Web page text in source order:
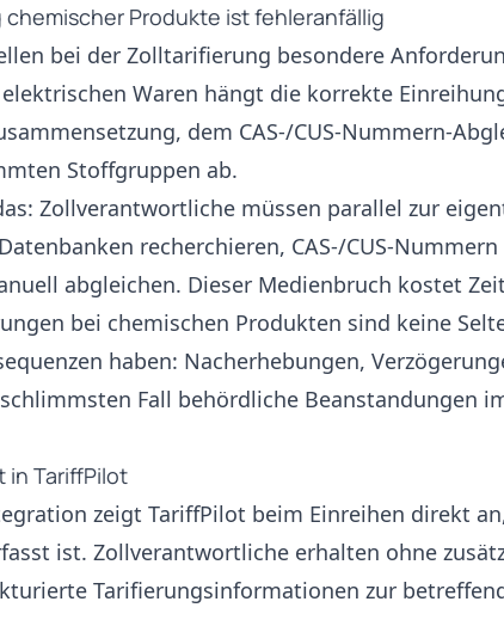
chemischer Produkte ist fehleranfällig
bei der Zolltarifierung besondere
Waren hängt die korrekte
dem CAS-/CUS-Nummern-
Stoffgruppen ab.
Zollverantwortliche müssen parallel zur
recherchieren, CAS-/CUS-
abgleichen. Dieser Medienbruch kostet
bei chemischen Produkten sind keine
haben: Nacherhebungen,
Fall behördliche Beanstandungen
in TariffPilot
zeigt TariffPilot beim Einreihen direkt
ist. Zollverantwortliche erhalten ohne
Tarifierungsinformationen zur